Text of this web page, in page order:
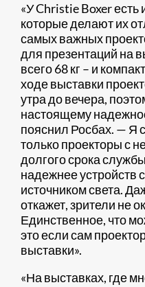
«У Christie Boxer
которые делают их
самых важных
для презентаций на
всего 68 кг – и
ходе выставки
утра до вечера,
настоящему
пояснил Росбах. — Я
только проекторы с
долгого срока
надежнее устройств
источником света.
откажет, зрители не
Единственное, что
это если сам
выставки».
«На выставках, где